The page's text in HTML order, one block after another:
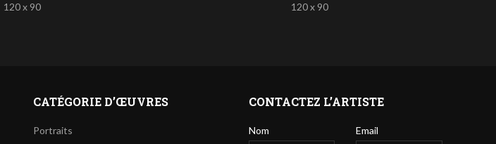
120 x 90 120 x 90
CATÉGORIE D’ŒUVRES
Portraits
CONTACTEZ L’ARTISTE
Nom Email